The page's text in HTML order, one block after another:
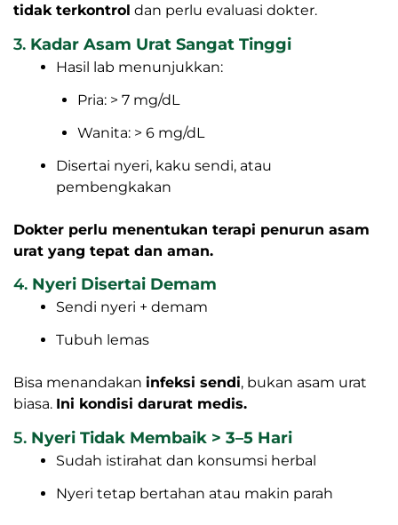
tidak terkontrol dan perlu evaluasi dokter.
3. Kadar Asam Urat Sangat Tinggi
Hasil lab menunjukkan:
Pria: > 7 mg/dL
Wanita: > 6 mg/dL
Disertai nyeri, kaku sendi, atau
pembengkakan
Dokter perlu menentukan terapi penurun asam
urat yang tepat dan aman.
4. Nyeri Disertai Demam
Sendi nyeri + demam
Tubuh lemas
Bisa menandakan infeksi sendi, bukan asam urat
biasa. Ini kondisi darurat medis.
5. Nyeri Tidak Membaik > 3–5 Hari
Sudah istirahat dan konsumsi herbal
Nyeri tetap bertahan atau makin parah